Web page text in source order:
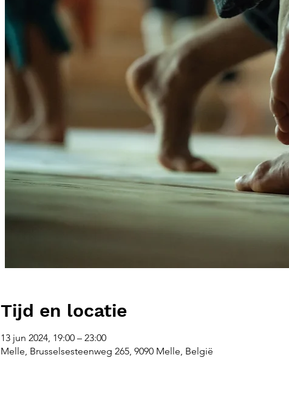
Tijd en locatie
13 jun 2024, 19:00 – 23:00
Melle, Brusselsesteenweg 265, 9090 Melle, België